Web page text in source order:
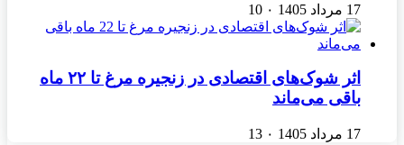
17 مرداد 1405 ۰ 10
اثر شوک‌های اقتصادی در زنجیره مرغ تا ۲۲ ماه
باقی می‌ماند
17 مرداد 1405 ۰ 13